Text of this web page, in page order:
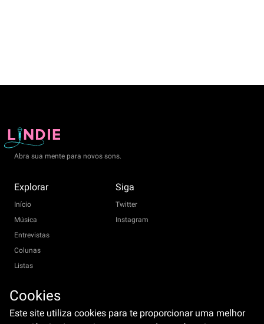
Abra sua mente para novos sons.
Explorar
Início
Música
Entrevistas
Colunas
Listas
Sobre
Equipe
Siga
Twitter
Instagram
Cookies
Este site utiliza cookies para te proporcionar uma melhor